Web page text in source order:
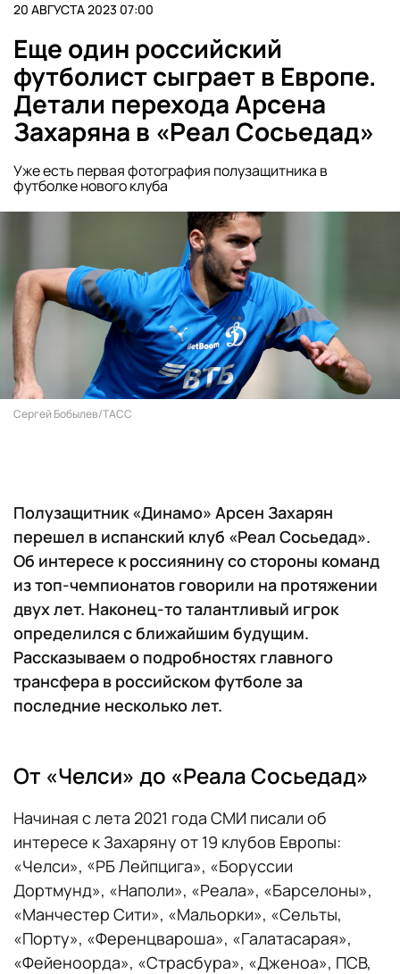
20 АВГУСТА 2023 07:00
Еще один российский
футболист сыграет в Европе.
Детали перехода Арсена
Захаряна в «Реал Сосьедад»
Уже есть первая фотография полузащитника в
футболке нового клуба
Сергей Бобылев/ТАСС
Полузащитник «Динамо» Арсен Захарян
перешел в испанский клуб «Реал Сосьедад».
Об интересе к россиянину со стороны команд
из топ-чемпионатов говорили на протяжении
двух лет. Наконец-то талантливый игрок
определился с ближайшим будущим.
Рассказываем о подробностях главного
трансфера в российском футболе за
последние несколько лет.
От «Челси» до «Реала Сосьедад»
Начиная с лета 2021 года СМИ писали об
интересе к Захаряну от 19 клубов Европы:
«Челси», «РБ Лейпцига», «Боруссии
Дортмунд», «Наполи», «Реала», «Барселоны»,
«Манчестер Сити», «Мальорки», «Сельты,
«Порту», «Ференцвароша», «Галатасарая»,
«Фейеноорда», «Страсбура», «Дженоа», ПСВ,